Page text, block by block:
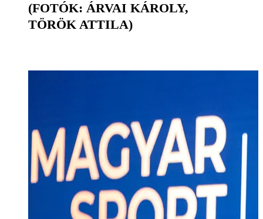
(FOTÓK: ÁRVAI KÁROLY,
TÖRÖK ATTILA)